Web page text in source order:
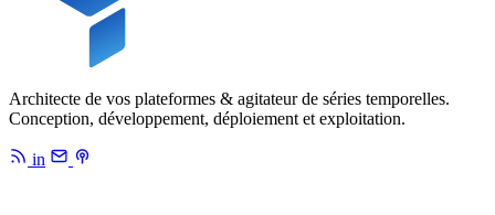
Architecte de vos plateformes & agitateur de séries temporelles.
Conception, développement, déploiement et exploitation.
in